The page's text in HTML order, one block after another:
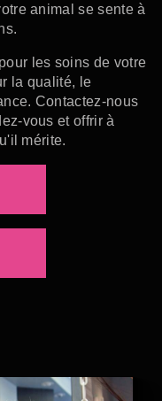
animal se sente à
les soins de votre
la qualité, le
Contactez-nous
vous et offrir à
mérite.